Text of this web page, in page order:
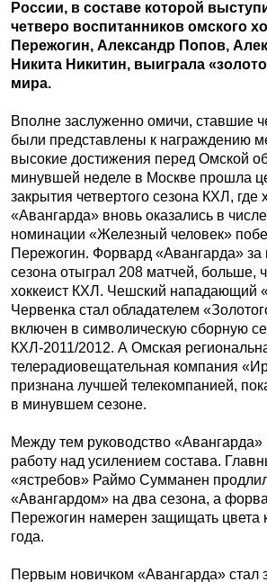
России, в составе которой
четверо воспитанников омского
Пережогин, Александр Попов,
Никита Никитин, выиграла
мира.
Вполне заслуженно омичи, ставшие
были представлены к награждению
высокие достижения перед Омской
минувшей неделе в Москве прошла
закрытия четвертого сезона КХЛ, где
«Авангарда» вновь оказались в
номинации «Железный человек»
Пережогин. Форвард «Авангарда»
сезона отыграл 208 матчей, больше,
хоккеист КХЛ. Чешский нападающий
Червенка стал обладателем
включен в символическую сборную
КХЛ-2011/2012. А Омская
телерадиовещательная компания
признана лучшей телекомпанией,
в минувшем сезоне.
Между тем руководство «Авангарда»
работу над усилением состава.
«ястребов» Раймо Сумманен продлил
«Авангардом» на два сезона, а
Пережогин намерен защищать цвета
года.
Первым новичком «Авангарда» стал